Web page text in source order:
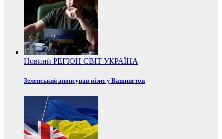
Новини РЕГІОН СВІТ УКРАЇНА
Зеленський анонсував візит у Вашингтон